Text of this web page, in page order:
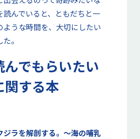
読んでいると、ともだちと一
ような時間を、大切にしたい
。
んでもらいたい
関する本
ジラを解剖する。～海の哺乳